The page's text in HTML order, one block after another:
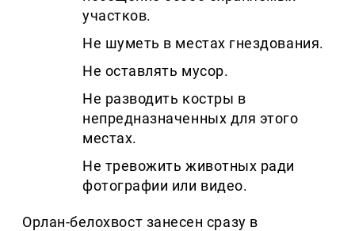
участков.
Не шуметь в местах гнездования.
Не оставлять мусор.
Не разводить костры в
непредназначенных для этого
местах.
Не тревожить животных ради
фотографии или видео.
Орлан-белохвост занесен сразу в